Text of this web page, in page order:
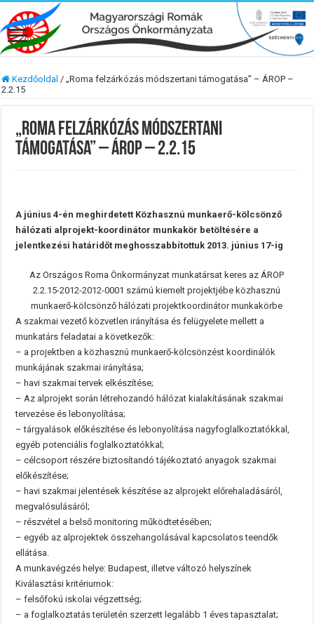
Kezdőoldal / „Roma felzárkózás módszertani támogatása” – ÁROP –
2.2.15
„Roma felzárkózás módszertani
támogatása” – ÁROP – 2.2.15
A június 4-én meghirdetett Közhasznú munkaerő-kölcsönző
hálózati alprojekt-koordinátor munkakör betöltésére a
jelentkezési határidőt meghosszabbítottuk 2013. június 17-ig
Az Országos Roma Önkormányzat munkatársat keres az ÁROP
2.2.15-2012-2012-0001 számú kiemelt projektjébe közhasznú
munkaerő-kölcsönző hálózati projektkoordinátor munkakörbe
A szakmai vezető közvetlen irányítása és felügyelete mellett a
munkatárs feladatai a következők:
– a projektben a közhasznú munkaerő-kölcsönzést koordinálók
munkájának szakmai irányítása;
– havi szakmai tervek elkészítése;
– Az alprojekt során létrehozandó hálózat kialakításának szakmai
tervezése és lebonyolítása;
– tárgyalások előkészítése és lebonyolítása nagyfoglalkoztatókkal,
egyéb potenciális foglalkoztatókkal;
– célcsoport részére biztosítandó tájékoztató anyagok szakmai
előkészítése;
– havi szakmai jelentések készítése az alprojekt előrehaladásáról,
megvalósulásáról;
– részvétel a belső monitoring működtetésében;
– egyéb az alprojektek összehangolásával kapcsolatos teendők
ellátása.
A munkavégzés helye: Budapest, illetve változó helyszínek
Kiválasztási kritériumok:
– felsőfokú iskolai végzettség;
– a foglalkoztatás területén szerzett legalább 1 éves tapasztalat;